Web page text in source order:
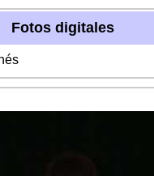
Fotos digitales